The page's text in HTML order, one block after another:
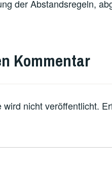
der Abstandsregeln,
Kommentar
nicht veröffentlicht.